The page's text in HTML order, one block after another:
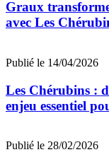
Graux
avec Les
Publié le 14/04/2026
Les Chérubins :
enjeu essentiel
Publié le 28/02/2026